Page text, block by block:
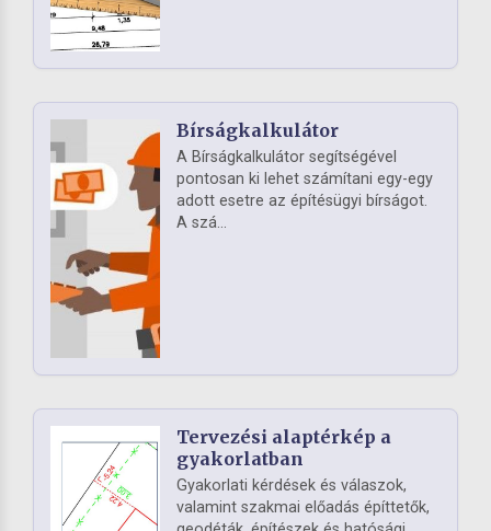
Bírságkalkulátor
A Bírságkalkulátor segítségével
pontosan ki lehet számítani egy-egy
adott esetre az építésügyi bírságot.
A szá...
Tervezési alaptérkép a
gyakorlatban
Gyakorlati kérdések és válaszok,
valamint szakmai előadás építtetők,